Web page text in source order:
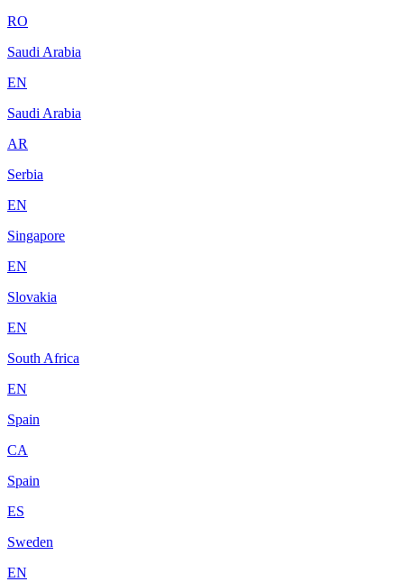
RO
Saudi Arabia
EN
Saudi Arabia
AR
Serbia
EN
Singapore
EN
Slovakia
EN
South Africa
EN
Spain
CA
Spain
ES
Sweden
EN